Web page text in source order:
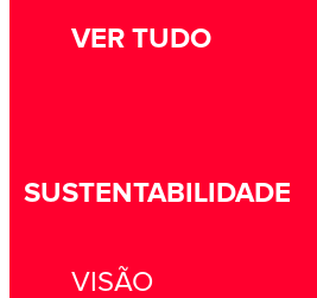
VER TUDO
SUSTENTABILIDADE
VISÃO